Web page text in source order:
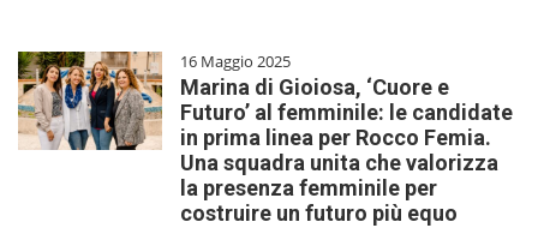
16 Maggio 2025
Marina di Gioiosa, ‘Cuore e
Futuro’ al femminile: le candidate
in prima linea per Rocco Femia.
Una squadra unita che valorizza
la presenza femminile per
costruire un futuro più equo